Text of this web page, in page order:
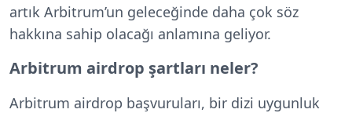
artık Arbitrum’un geleceğinde daha çok söz
hakkına sahip olacağı anlamına geliyor.
Arbitrum airdrop şartları neler?
Arbitrum airdrop başvuruları, bir dizi uygunluk